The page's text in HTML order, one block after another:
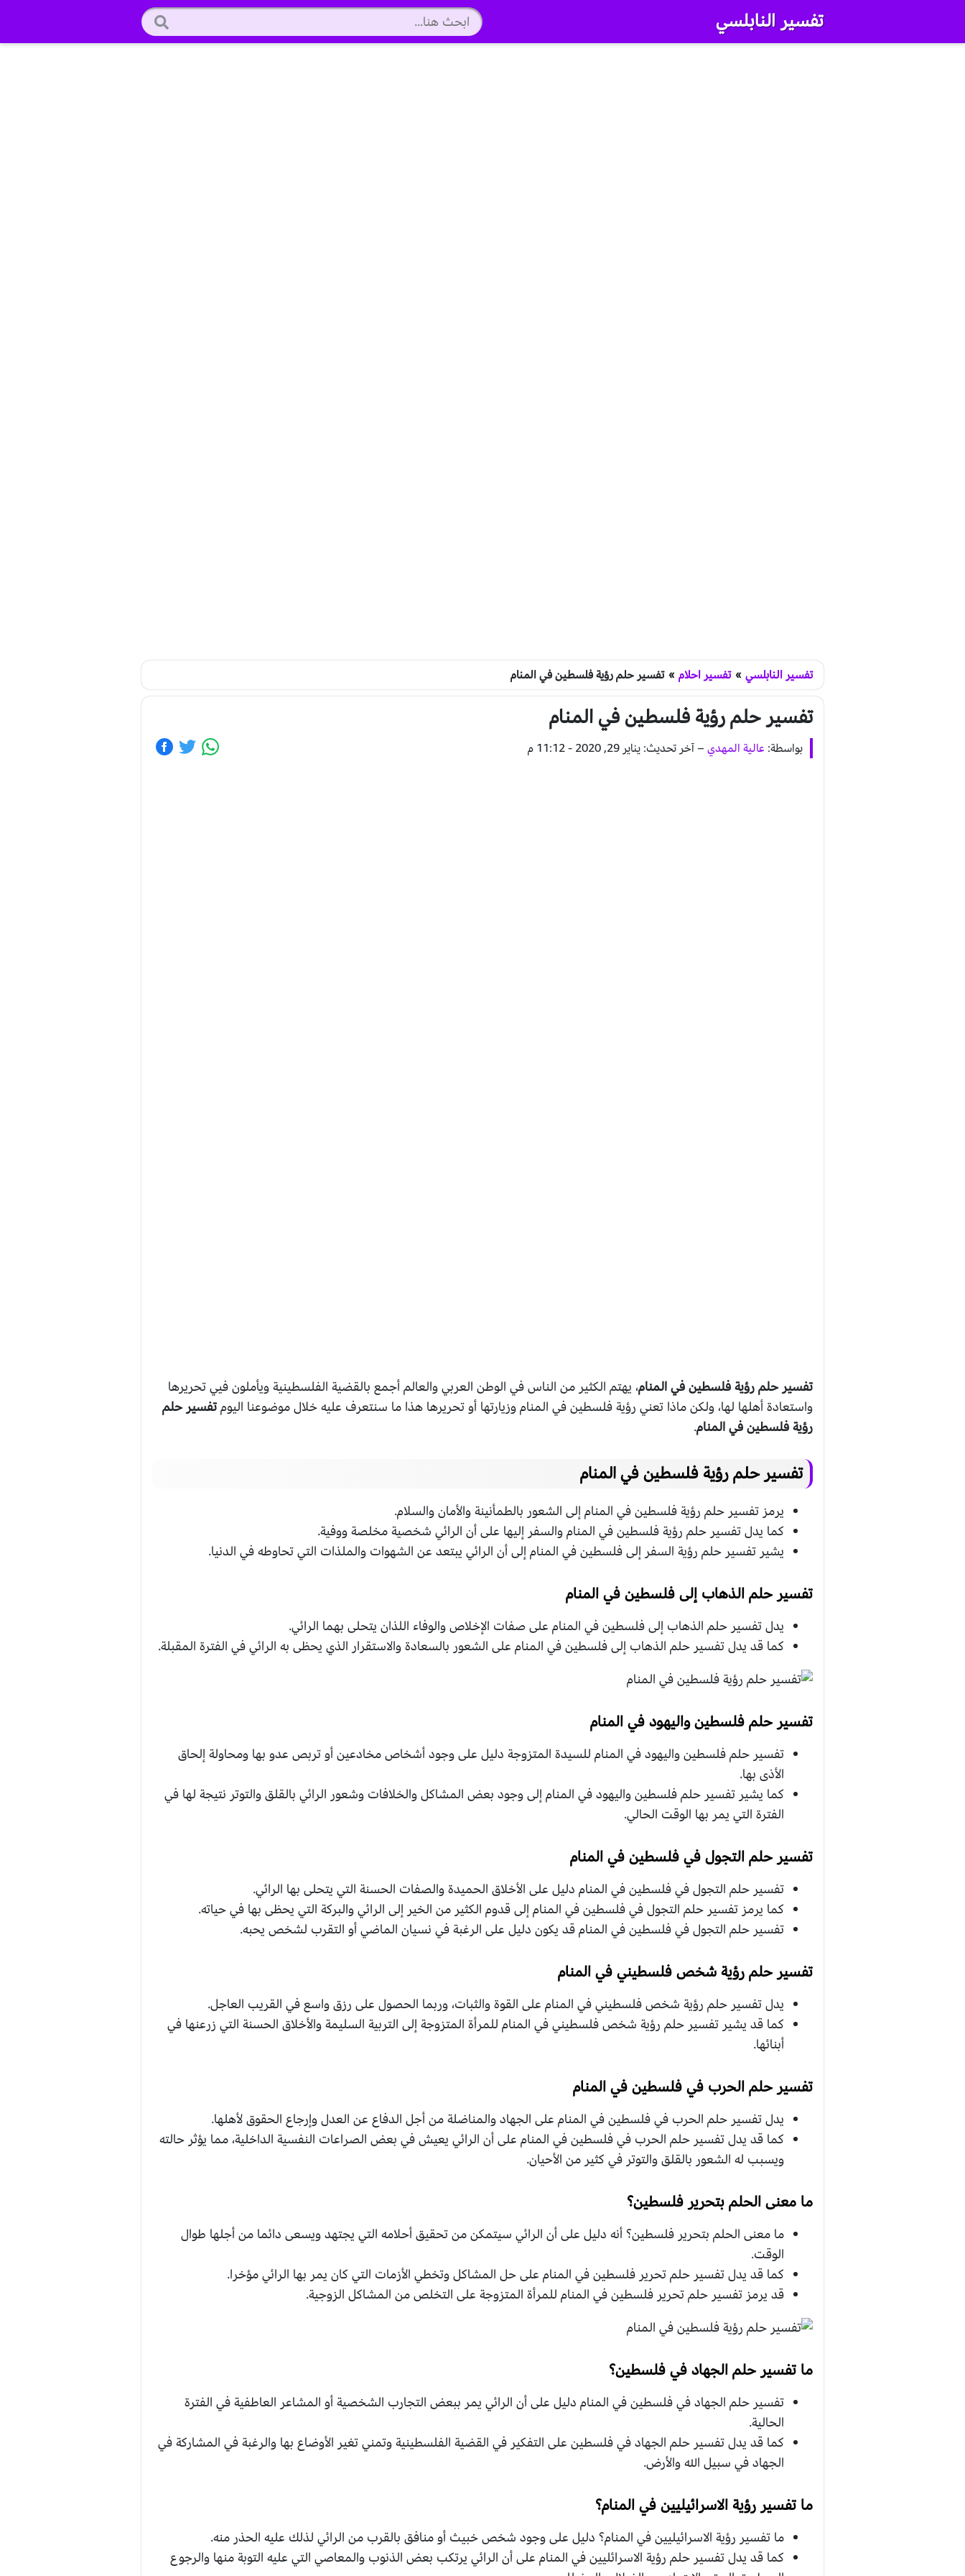
تفسير النابلسي
تفسير النابلسي » تفسير احلام » تفسير حلم رؤية فلسطين في المنام
تفسير حلم رؤية فلسطين في المنام
بواسطة: عالية المهدي – آخر تحديث: يناير 29, 2020 - 11:12 م
تفسير حلم رؤية فلسطين في المنام، يهتم الكثير من الناس في الوطن العربي والعالم أجمع بالقضية الفلسطينية ويأملون فيي تحريرها
واستعادة أهلها لها، ولكن ماذا تعني رؤية فلسطين في المنام وزيارتها أو تحريرها هذا ما سنتعرف عليه خلال موضوعنا اليومتفسير حلم
رؤية فلسطين في المنام.
تفسير حلم رؤية فلسطين في المنام
يرمز تفسير حلم رؤية فلسطين في المنام إلى الشعور بالطمأنينة والأمان والسلام.
كما يدل تفسير حلم رؤية فلسطين في المنام والسفر إليها على أن الرائي شخصية مخلصة ووفية.
يشير تفسير حلم رؤية السفر إلى فلسطين في المنام إلى أن الرائي يبتعد عن الشهوات والملذات التي تحاوطه في الدنيا.
تفسير حلم الذهاب إلى فلسطين في المنام
يدل تفسير حلم الذهاب إلى فلسطين في المنام على صفات الإخلاص والوفاء اللذان يتحلى بهما الرائي.
كما قد يدل تفسير حلم الذهاب إلى فلسطين في المنام على الشعور بالسعادة والاستقرار الذي يحظى به الرائي في الفترة المقبلة.
تفسير حلم فلسطين واليهود في المنام
تفسير حلم فلسطين واليهود في المنام للسيدة المتزوجة دليل على وجود أشخاص مخادعين أو تربص عدو بها ومحاولة إلحاق
الأذى بها.
كما يشير تفسير حلم فلسطين واليهود في المنام إلى وجود بعض المشاكل والخلافات وشعور الرائي بالقلق والتوتر نتيجة لها في
الفترة التي يمر بها الوقت الحالي.
تفسير حلم التجول في فلسطين في المنام
تفسير حلم التجول في فلسطين في المنام دليل على الأخلاق الحميدة والصفات الحسنة التي يتحلى بها الرائي.
كما يرمز تفسير حلم التجول في فلسطين في المنام إلى قدوم الكثير من الخير إلى الرائي والبركة التي يحظى بها في حياته.
تفسير حلم التجول في فلسطين في المنام قد يكون دليل على الرغبة في نسيان الماضي أو التقرب لشخص يحبه.
تفسير حلم رؤية شخص فلسطيني في المنام
يدل تفسير حلم رؤية شخص فلسطيني في المنام على القوة والثبات، وربما الحصول على رزق واسع في القريب العاجل.
كما قد يشير تفسير حلم رؤية شخص فلسطيني في المنام للمرأة المتزوجة إلى التربية السليمة والأخلاق الحسنة التي زرعنها في
أبنائها.
تفسير حلم الحرب في فلسطين في المنام
يدل تفسير حلم الحرب في فلسطين في المنام على الجهاد والمناضلة من أجل الدفاع عن العدل وإرجاع الحقوق لأهلها.
كما قد يدل تفسير حلم الحرب في فلسطين في المنام على أن الرائي يعيش في بعض الصراعات النفسية الداخلية، مما يؤثر حالته
ويسبب له الشعور بالقلق والتوتر في كثير من الأحيان.
ما معنى الحلم بتحرير فلسطين؟
ما معنى الحلم بتحرير فلسطين؟ أنه دليل على أن الرائي سيتمكن من تحقيق أحلامه التي يجتهد ويسعى دائما من أجلها طوال
الوقت.
كما قد يدل تفسير حلم تحرير فلسطين في المنام على حل المشاكل وتخطي الأزمات التي كان يمر بها الرائي مؤخرا.
قد يرمز تفسير حلم تحرير فلسطين في المنام للمرأة المتزوجة على التخلص من المشاكل الزوجية.
ما تفسير حلم الجهاد في فلسطين؟
تفسير حلم الجهاد في فلسطين في المنام دليل على أن الرائي يمر ببعض التجارب الشخصية أو المشاعر العاطفية في الفترة
الحالية.
كما قد يدل تفسير حلم الجهاد في فلسطين على التفكير في القضية الفلسطينية وتمني تغير الأوضاع بها والرغبة في المشاركة في
الجهاد في سبيل الله والأرض.
ما تفسير رؤية الاسرائيليين في المنام؟
ما تفسير رؤية الاسرائيليين في المنام؟ دليل على وجود شخص خبيث أو منافق بالقرب من الرائي لذلك عليه الحذر منه.
كما قد يدل تفسير حلم رؤية الاسرائليين في المنام على أن الرائي يرتكب بعض الذنوب والمعاصي التي عليه التوبة منها والرجوع